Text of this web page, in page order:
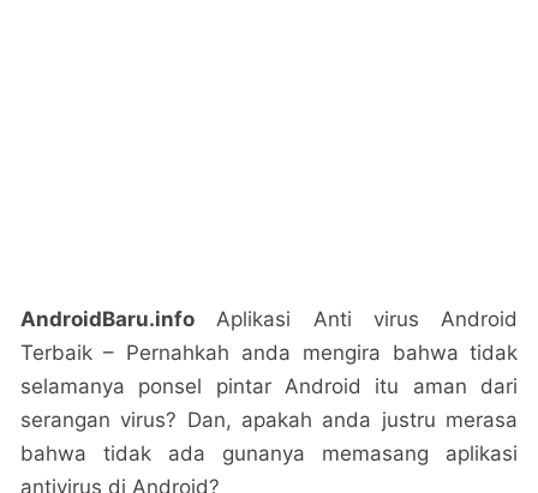
AndroidBaru.infoAplikasi Anti virus Android
Terbaik – Pernahkah anda mengira bahwa tidak
selamanya ponsel pintar Android itu aman dari
serangan virus? Dan, apakah anda justru merasa
bahwa tidak ada gunanya memasang aplikasi
antivirus di Android?